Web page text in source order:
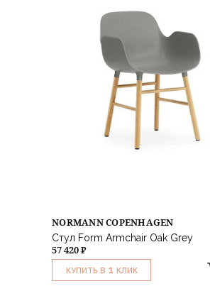
NORMANN COPENHAGEN
Стул Form Armchair Oak Grey
57 420 ₽
КУПИТЬ В 1 КЛИК